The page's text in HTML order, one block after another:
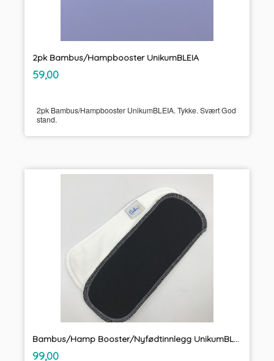
2pk Bambus/Hampbooster UnikumBLEIA
Pris
59,00mva.
2pk Bambus/Hampbooster UnikumBLEIA. Tykke. Svært God
stand.
Bambus/Hamp Booster/Nyfødtinnlegg UnikumBLEIA
Pris
99,00